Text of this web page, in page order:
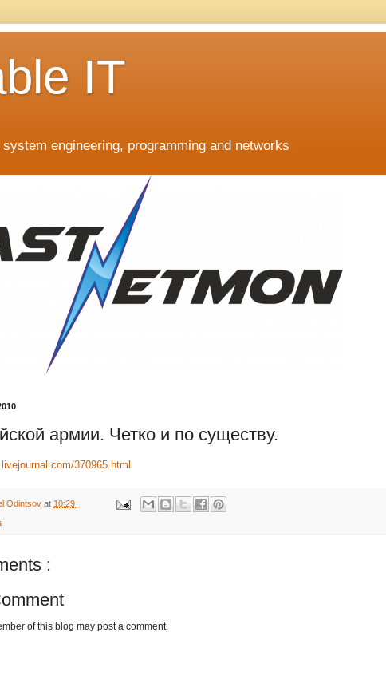
IT
system engineering, programming and networks
армии. Четко и по существу.
370965.html
Odintsov at 10:29
:
of this blog may post a comment.